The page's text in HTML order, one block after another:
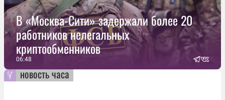
В «Москва-Сити» задержали более 20
работников нелегальных
криптообменников
06:48
новость часа